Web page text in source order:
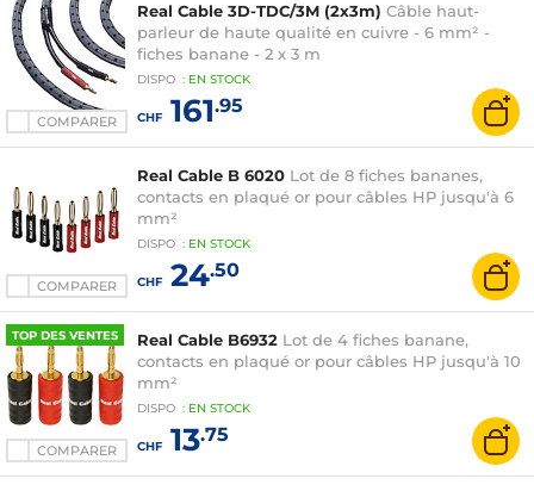
COMPARER
Real Cable 3D-TDC/3M (2x3m) Câble haut-
parleur de haute qualité en cuivre - 6 mm² -
fiches banane - 2 x 3 m
DISPO : EN STOCK
CHF161.95
COMPARER
Real Cable B 6020 Lot de 8 fiches bananes,
contacts en plaqué or pour câbles HP jusqu'à 6
mm²
DISPO : EN STOCK
CHF24.50
TOP DES VENTES
COMPARER
Real Cable B6932 Lot de 4 fiches banane,
contacts en plaqué or pour câbles HP jusqu'à 10
mm²
DISPO : EN STOCK
CHF13.75